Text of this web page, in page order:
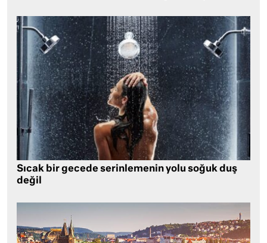
Sıcak bir gecede serinlemenin yolu soğuk duş
değil